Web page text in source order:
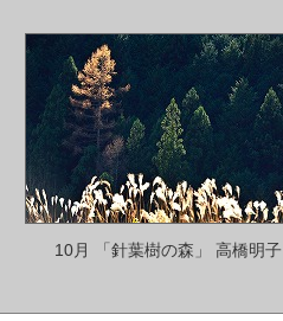
10月 「針葉樹の森」 高橋明子